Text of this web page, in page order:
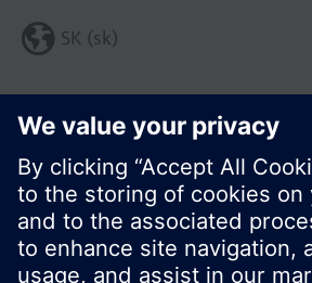
Zdieľať túto stránku:
SK (sk)